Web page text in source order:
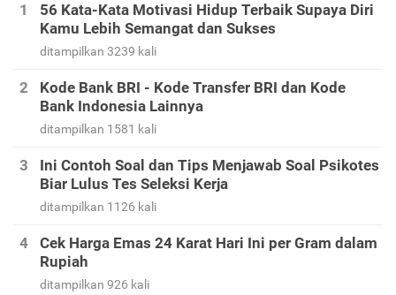
56 Kata-Kata Motivasi Hidup Terbaik Supaya Diri
Kamu Lebih Semangat dan Sukses
ditampilkan 3239 kali
Kode Bank BRI - Kode Transfer BRI dan Kode
Bank Indonesia Lainnya
ditampilkan 1581 kali
Ini Contoh Soal dan Tips Menjawab Soal Psikotes
Biar Lulus Tes Seleksi Kerja
ditampilkan 1126 kali
Cek Harga Emas 24 Karat Hari Ini per Gram dalam
Rupiah
ditampilkan 926 kali